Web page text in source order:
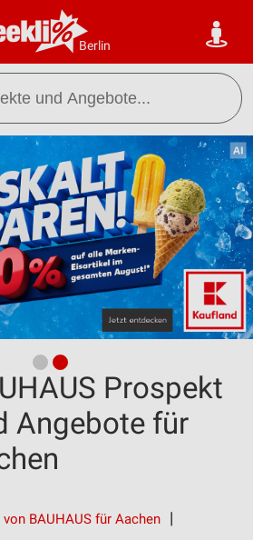
Berlin
Prospekt
Angebote für
BAUHAUS für Aachen